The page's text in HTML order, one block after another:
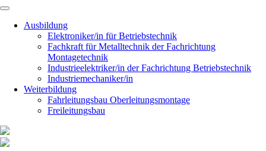
Navigation
Ausbildung
Elektroniker/in für Betriebstechnik
Fachkraft für Metalltechnik der Fachrichtung
Montagetechnik
Industrieelektriker/in der Fachrichtung Betriebstechnik
Industriemechaniker/in
Weiterbildung
Fahrleitungsbau Oberleitungsmontage
Freileitungsbau